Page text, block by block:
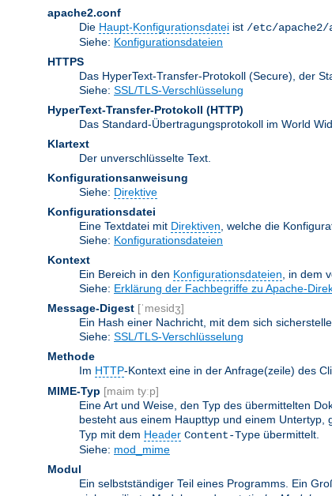
apache2.conf
Die Haupt-Konfigurationsdatei ist /etc/apache2/
Siehe: Konfigurationsdateien
HTTPS
Das HyperText-Transfer-Protokoll (Secure), der
Siehe: SSL/TLS-Verschlüsselung
HyperText-Transfer-Protokoll (HTTP)
Das Standard-Übertragungsprotokoll im World
Klartext
Der unverschlüsselte Text.
Konfigurationsanweisung
Siehe: Direktive
Konfigurationsdatei
Eine Textdatei mit Direktiven , welche die
Siehe: Konfigurationsdateien
Kontext
Ein Bereich in den Konfigurationsdateien , in dem
Siehe: Erklärung der Fachbegriffe zu Apache-
Message-Digest [ˈmesidʒ]
Ein Hash einer Nachricht, mit dem sich
Siehe: SSL/TLS-Verschlüsselung
Methode
Im HTTP-Kontext eine in der Anfrage(zeile) des
MIME-Typ [maim tyːp]
Eine Art und Weise, den Typ des übermittelten
besteht aus einem Haupttyp und einem
Typ mit dem Header Content-Type übermittelt.
Siehe: mod_mime
Modul
Ein selbstständiger Teil eines Programms. Ein